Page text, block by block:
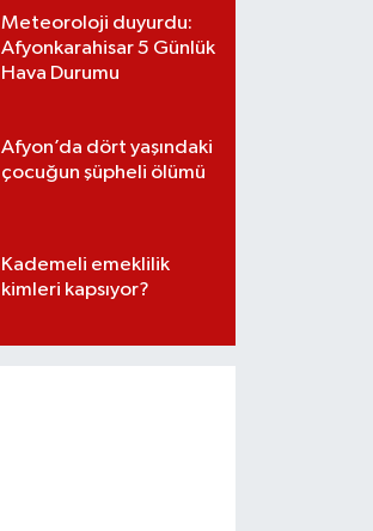
Meteoroloji duyurdu:
Afyonkarahisar 5 Günlük
Hava Durumu
Afyon’da dört yaşındaki
çocuğun şüpheli ölümü
Kademeli emeklilik
kimleri kapsıyor?